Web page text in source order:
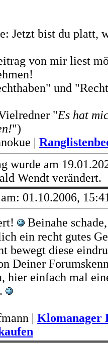
Jetzt bist du platt,
von mir liest
und
"Es hat
")
|
wurde am
Wendt verändert.
01.10.2006,
Beinahe
ein recht gutes
bewegt diese
Deiner
hier einfach mal
| Klomanager